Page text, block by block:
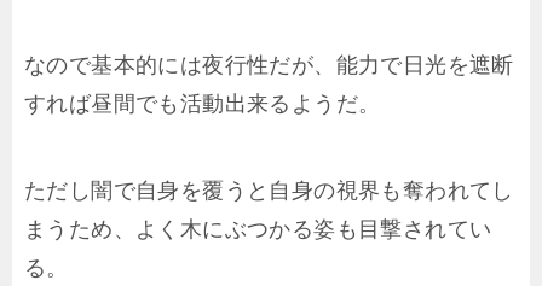
なので基本的には夜行性だが、能力で日光を遮断
すれば昼間でも活動出来るようだ。
ただし闇で自身を覆うと自身の視界も奪われてし
まうため、よく木にぶつかる姿も目撃されてい
る。